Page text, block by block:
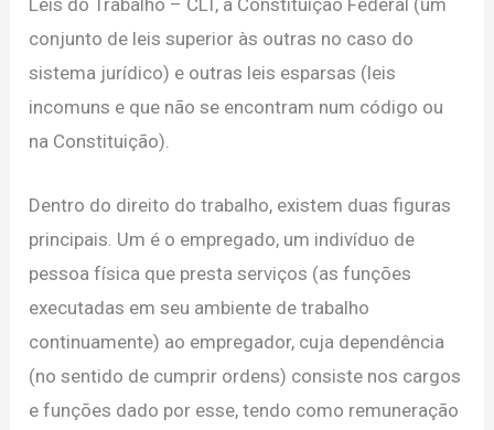
conjunto de leis superior às outras no caso do
sistema jurídico) e outras leis esparsas (leis
incomuns e que não se encontram num código ou
na Constituição).
Dentro do direito do trabalho, existem duas figuras
principais. Um é o empregado, um indivíduo de
pessoa física que presta serviços (as funções
executadas em seu ambiente de trabalho
continuamente) ao empregador, cuja dependência
(no sentido de cumprir ordens) consiste nos cargos
e funções dado por esse, tendo como remuneração